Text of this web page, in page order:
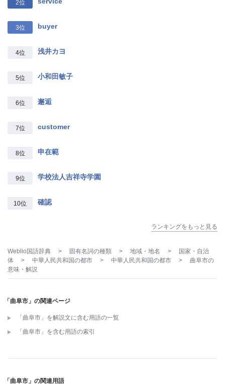
2位
3位 buyer
4位 浅井カヨ
5位 小和田敏子
6位 邂逅
7位 customer
8位 申在範
9位 学校法人吉祥寺学園
10位 確認
ランキングをもっと見る
Weblio国語辞典 > 固有名詞の種類 > 地域・地名 >
国家・自治
体
> 中華人民共和国の都市 > 中華人民共和国の都市 > 曲阜市の
意味・解説
「曲阜市」の関連ページ
「曲阜市」を解説文に含む用語の一覧
「曲阜市」を含む用語の索引
「曲阜市」の関連用語